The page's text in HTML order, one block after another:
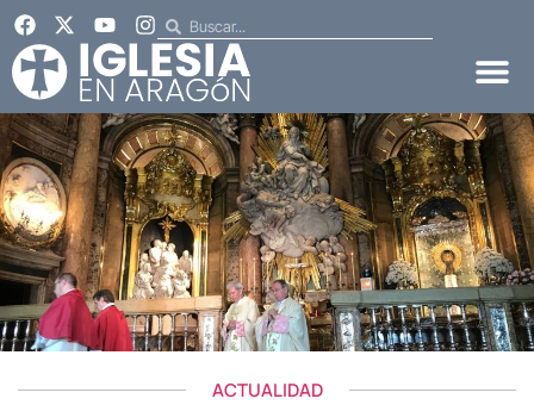
ACTUALIDAD